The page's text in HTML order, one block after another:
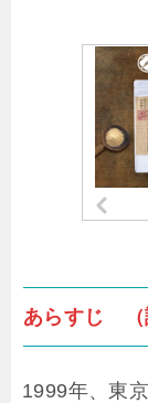
あらすじ （
1999年、東